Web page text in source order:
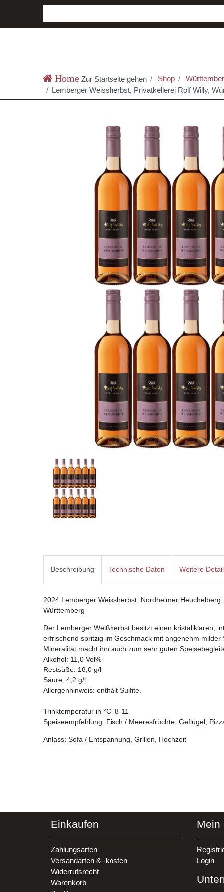
Zur Startseite gehen Shop
Lemberger Weissherbst, Privatkellerei Rolf Willy,
Beschreibung Technische Daten Weitere
2024 Lemberger Weissherbst, Nordheimer
Württemberg
Der Lemberger Weißherbst besitzt einen kristallklaren,
erfrischend spritzig im Geschmack mit angenehm
Mineralität macht ihn auch zum sehr guten
Alkohol: 11,0 Vol%
Restsüße: 18,0 g/l
Säure: 4,2 g/l
Allergenhinweis: enthält Sulfite.
Trinktemperatur in °C: 8-11
Speiseempfehlung: Fisch / Meeresfrüchte, Geflügel,
Anlass: Sofa / Entspannung, Grillen, Hochzeit
Einkaufen
Zahlungsarten
Versandarten & -kosten
Widerrufsrecht
Warenkorb
Mein
Login